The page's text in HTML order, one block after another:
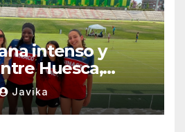
intenso y
Huesca,
para el
Fraga
Javika